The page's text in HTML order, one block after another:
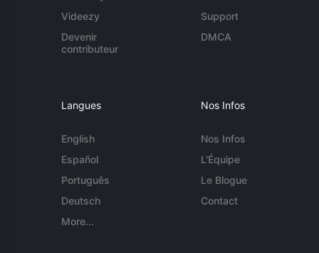
Videezy
Devenir
contributeur
Support
DMCA
Langues
English
Español
Português
Deutsch
More...
Nos Infos
Nos Infos
L'Équipe
Le Blogue
Contact